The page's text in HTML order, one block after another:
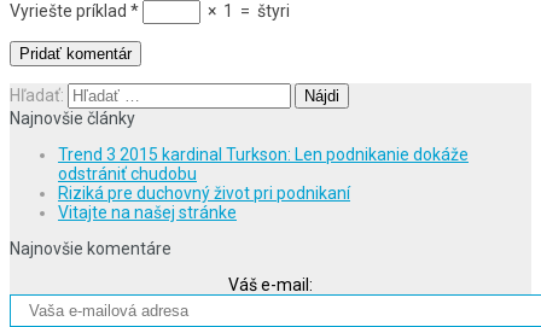
Vyriešte príklad * × 1 = štyri
Hľadať:
Najnovšie články
Trend 3 2015 kardinal Turkson: Len podnikanie dokáže
odstrániť chudobu
Riziká pre duchovný život pri podnikaní
Vitajte na našej stránke
Najnovšie komentáre
Váš e-mail: